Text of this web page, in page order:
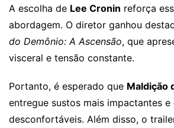
A escolha de Lee Cronin reforça
abordagem. O diretor ganhou
do Demônio: A Ascensão, que
visceral e tensão constante.
Portanto, é esperado que Maldição
entregue sustos mais impactantes e
desconfortáveis. Além disso, o